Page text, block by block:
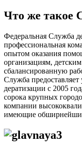
Что же такое
Федеральная Служба
профессиональная
опытом оказания
организациям,
сбалансированную
Служба
дератизации с 2005
сорока крупных
компании
имеющие